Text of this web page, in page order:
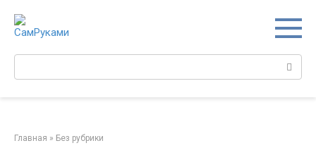
контенту
Главная » Без рубрики